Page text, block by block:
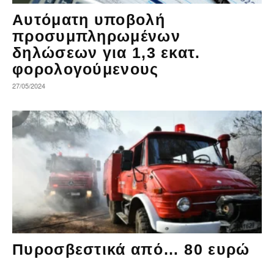
Αυτόματη υποβολή
προσυμπληρωμένων
δηλώσεων για 1,3 εκατ.
φορολογούμενους
27/05/2024
Πυροσβεστικά από… 80 ευρώ